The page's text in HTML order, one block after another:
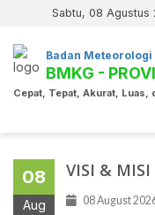
Sabtu, 08 Agustus
Badan
BMKG -
Cepat, Tepat, Akurat, Luas,
08
Aug
VISI & MISI
08 August